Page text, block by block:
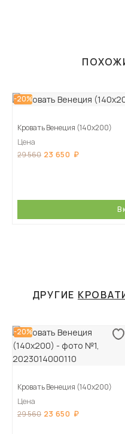
-20%
Кровать Венеция (140х200)
Цена
29 560 23 650
В
ДРУГИЕ
-20%
Кровать Венеция (140х200)
Цена
29 560 23 650